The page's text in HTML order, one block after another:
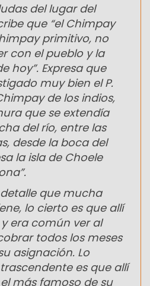
del lugar del
que “el Chimpay
primitivo, no
con el pueblo y la
hoy”. Expresa que
muy bien el P.
de los indios,
que se extendía
del río, entre las
desde la boca del
la isla de Choele
que mucha
lo cierto es que allí
era común ver al
todos los meses
asignación. Lo
es que allí
más famoso de su